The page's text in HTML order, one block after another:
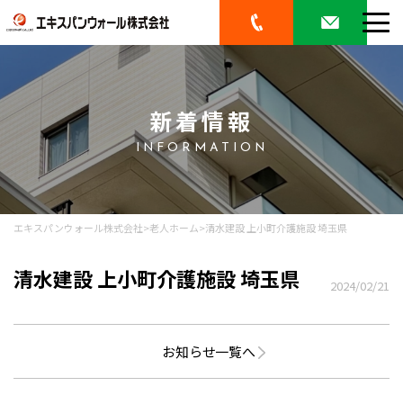
新着情報
INFORMATION
エキスパンウォール株式会社>老人ホーム>清水建設 上小町介護施設 埼玉県
清水建設 上小町介護施設 埼玉県 2024/02/21
お知らせ一覧へ